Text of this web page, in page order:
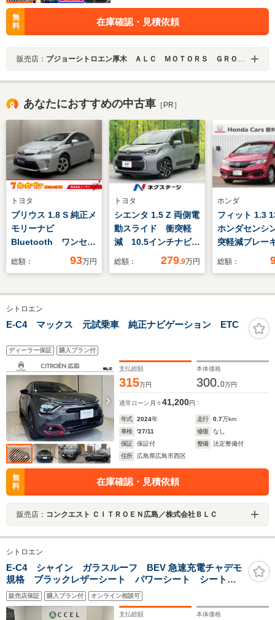
無
料
在庫確認・見積依頼
販売店： プジョーシトロエン厚木 ＡＬＣ ＭＯＴＯＲＳ ＧＲＯＵＰ
あなたにおすすめの中古車 ［PR］
トヨタ
プリウス 1.8 S 純正メ
モリーナビ
Bluetooth ワンセ
グ バックカメラ ス
ラー LEDライト オ
ートエアコン パワー
ウインドウ
総額： 93万円
トヨタ
シエンタ 1.5 Z 両側電
動スライド 衝突軽
減 10.5インチナビ
全周囲カメラ レーダ
禁煙車 シートヒータ
トライト オートエア
総額： 279.9万円
ホンダ
フィット 1.3
ホンダセンシ
突軽減ブレー
ーズコントロ
ビ/CD/DVD/
リングオーデ
総額：
シトロエン
E-C4 マックス 元試乗車 純正ナビゲーション ETC
ディーラー保証 購入プラン付
支払総額
315万円
本体価格
300.0万円
通常ローン 月々41,200円
年式 2024年 走行 0.7万km
車検
'27/11 修復
なし
保証
保証付 整備
法定整備付
住所
広島県広島市西区
無
料
在庫確認・見積依頼
販売店： コンクエスト ＣＩＴＲＯＥＮ広島／株式会社ＢＬＣ
シトロエン
E-C4 シャイン ガラスルーフ BEV 急速充電チャデモ
規格 ブラックレザーシート パワーシート シートヒ
ーター ACC バックカメラ デジタルインナーミラ
ー コーナーセンサー LEDヘッドライト 18インチア
ルミホイール
販売店保証 購入プラン付 オンライン相談可
支払総額 本体価格